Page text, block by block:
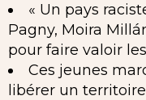
« Un pays
Pagny, Moira
pour faire valoir
Ces jeunes
libérer un